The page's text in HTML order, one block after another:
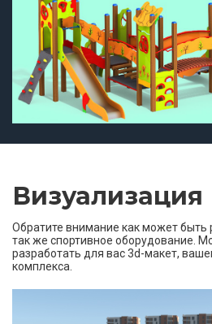
Визуализация
Обратите внимание как может быть
так же спортивное оборудование.
разработать для вас 3d-макет,
комплекса.